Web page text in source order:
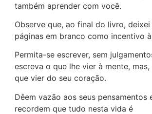
também aprender com você.
Observe que, ao final do livro, deixei
páginas em branco como incentivo
Permita-se escrever, sem
escreva o que lhe vier à mente,
que vier do seu coração.
Dêem vazão aos seus pensamentos
recordem que tudo nesta vida é